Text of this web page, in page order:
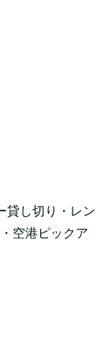
貸し切り・レン
空港ピックア